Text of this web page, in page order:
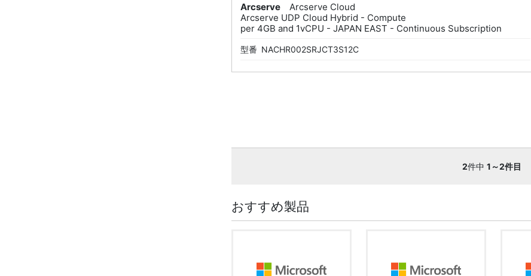
Arcserve
Arcserve Cloud
Arcserve UDP Cloud Hybrid - Compute
per 4GB and 1vCPU - JAPAN EAST - Continuous Subscription
型番 NACHR002SRJCT3S12C
2件中 1～2件目
おすすめ製品